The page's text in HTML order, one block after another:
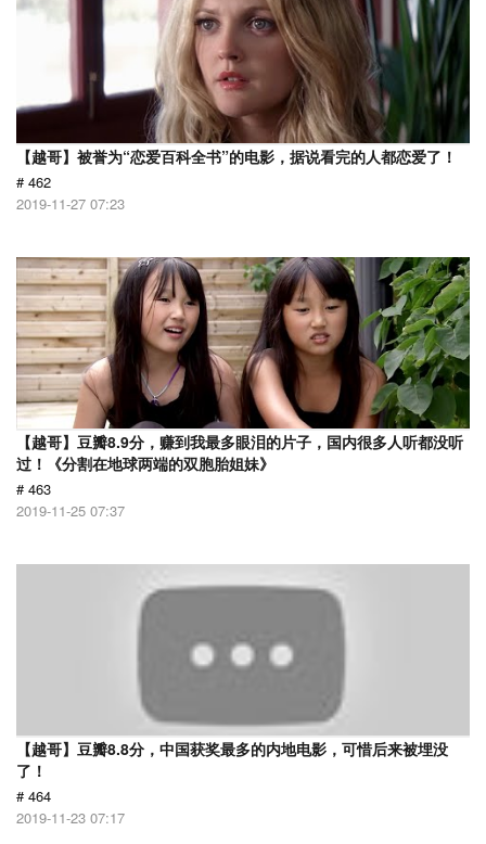
【越哥】被誉为“恋爱百科全书”的电影，据说看完的人都恋爱了！
# 462
2019-11-27 07:23
【越哥】豆瓣8.9分，赚到我最多眼泪的片子，国内很多人听都没听
过！《分割在地球两端的双胞胎姐妹》
# 463
2019-11-25 07:37
【越哥】豆瓣8.8分，中国获奖最多的内地电影，可惜后来被埋没
了！
# 464
2019-11-23 07:17